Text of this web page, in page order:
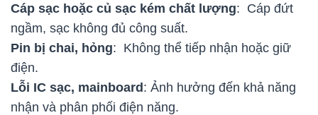
Cáp sạc hoặc củ sạc kém chất lượng: Cáp đứt
ngầm, sạc không đủ công suất.
Pin bị chai, hỏng: Không thể tiếp nhận hoặc giữ
điện.
Lỗi IC sạc, mainboard: Ảnh hưởng đến khả năng
nhận và phân phối điện năng.